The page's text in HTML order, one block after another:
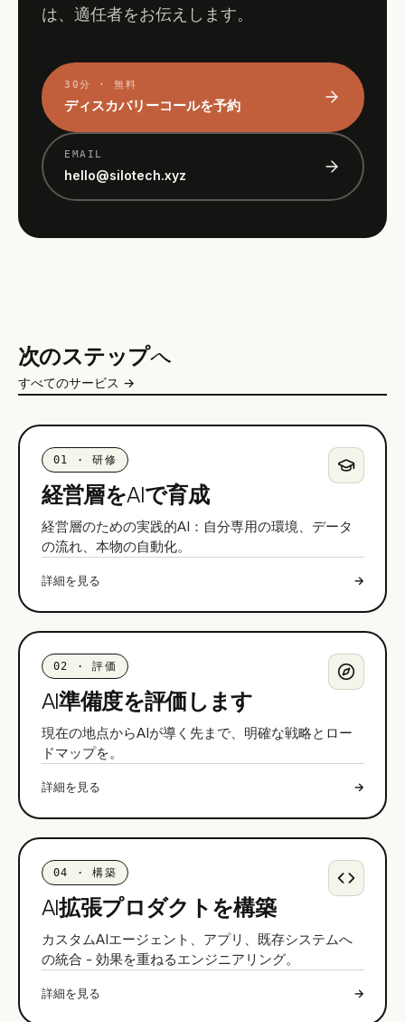
は、適任者をお伝えします。
30分 · 無料
ディスカバリーコールを予約
EMAIL
hello@silotech.xyz
次のステップへ
すべてのサービス →
01 · 研修
経営層をAIで育成
経営層のための実践的AI：自分専用の環境、データ
の流れ、本物の自動化。
詳細を見る →
02 · 評価
AI準備度を評価します
現在の地点からAIが導く先まで、明確な戦略とロー
ドマップを。
詳細を見る →
04 · 構築
AI拡張プロダクトを構築
カスタムAIエージェント、アプリ、既存システムへ
の統合 - 効果を重ねるエンジニアリング。
詳細を見る →